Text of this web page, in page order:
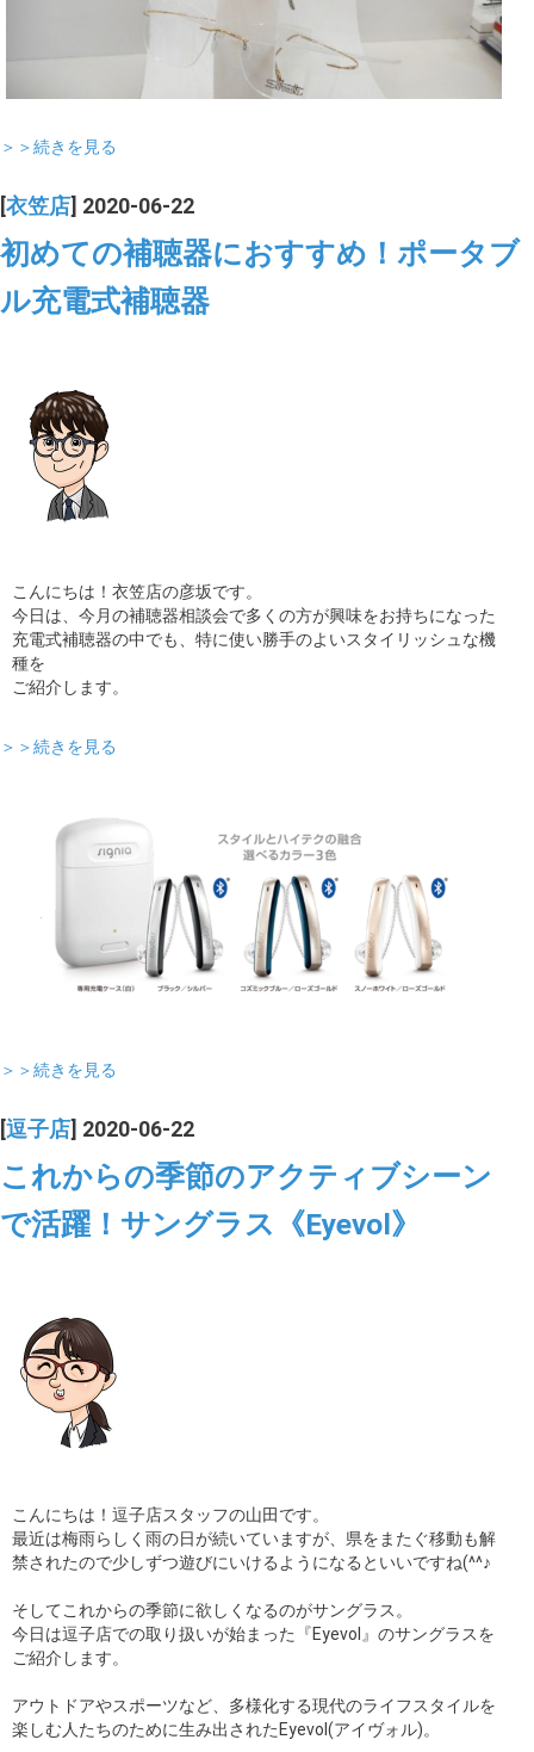
＞＞続きを見る
[衣笠店] 2020-06-22
初めての補聴器におすすめ！ポータブ
ル充電式補聴器
こんにちは！衣笠店の彦坂です。
今日は、今月の補聴器相談会で多くの方が興味をお持ちになった
充電式補聴器の中でも、特に使い勝手のよいスタイリッシュな機
種を
ご紹介します。
＞＞続きを見る
＞＞続きを見る
[逗子店] 2020-06-22
これからの季節のアクティブシーン
で活躍！サングラス《Eyevol》
こんにちは！逗子店スタッフの山田です。
最近は梅雨らしく雨の日が続いていますが、県をまたぐ移動も解
禁されたので少しずつ遊びにいけるようになるといいですね(^^♪
そしてこれからの季節に欲しくなるのがサングラス。
今日は逗子店での取り扱いが始まった『Eyevol』のサングラスを
ご紹介します。
アウトドアやスポーツなど、多様化する現代のライフスタイルを
楽しむ人たちのために生み出されたEyevol(アイヴォル)。